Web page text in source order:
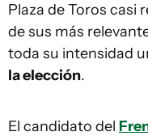
Plaza de Toros casi
de sus más
toda su intensidad
la elección.
El candidato del